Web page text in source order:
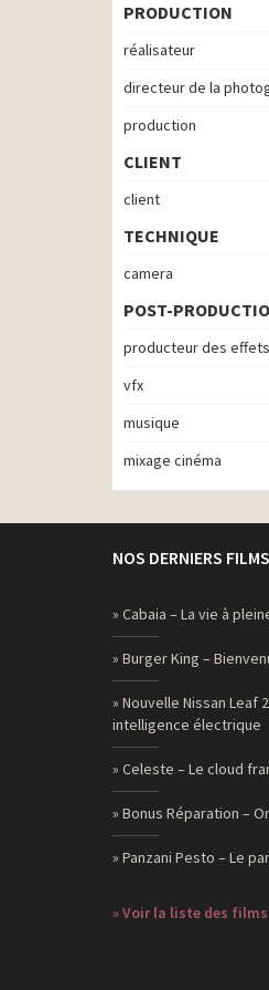
PRODUCTION
réalisateur
directeur de la
production
CLIENT
client
TECHNIQUE
camera
POST-
producteur des
vfx
musique
mixage cinéma
NOS DERNIERS FILMS
» Cabaia – La vie à
» Burger King –
» Nouvelle Nissan Leaf
intelligence électrique
» Celeste – Le cloud
» Bonus Réparation –
» Panzani Pesto – Le
» Voir la liste des films